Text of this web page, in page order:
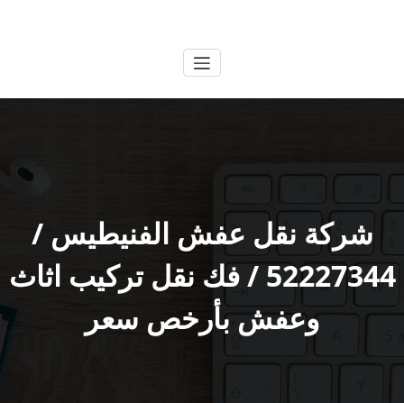
شركة نقل عفش الفنيطيس /
52227344 / فك نقل تركيب اثاث
وعفش بأرخص سعر